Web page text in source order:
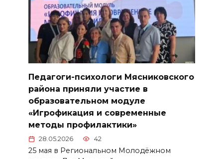
Педагоги-психологи Мясниковского
района приняли участие в
образовательном модуле
«Игрофикация и современные
методы профилактики»
28.05.2026 42
25 мая в Региональном Молодёжном